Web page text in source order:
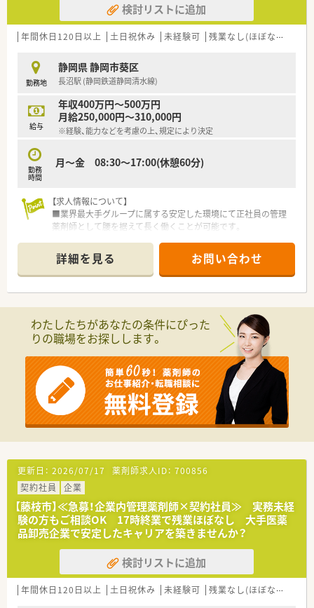
【想定される業務内容】
■医薬品の温度管理や期限管理などの品質管理業務を主軸に、支
店全体の薬事関連業務を幅広く担当していただきます。
基づいた適正な運営をサポートする重要な役割です。
■医療機関からの問い合わせに対応するDI業務や、社内従業員に
対する薬事研修の指導などもお任せする予定です。
【必要スキル・歓迎スキル】
■薬剤師免許の保有は必須となりますが、企業内での管理薬剤師
経験がない未経験の方でも安心して応募が可能です。
クがメインとなるため事務作業に抵抗がない方を望みます。
【会社特徴】
■国内屈指のシェアを誇る医薬品卸企業であり、全国の病院や薬
■医薬品だけでなく医療機器やシステム開発も手掛けており、多
角的な視点から日本の医療インフラを支える企業です。
■東証プライム市場上場グループの安定した経営基盤を持ち、社
検討リストに追加
年間休日120日以上 土日祝休み 未経験可 残業なし(ほぼなし含む)
勤務地
静岡県 静岡市葵区
長沼駅 (静岡鉄道静岡清水線)
給与
年収400万円～500万円
月給250,000円～310,000円
※経験、能力などを考慮の上、規定により決定
勤務
時間
月～金 08:30～17:00(休憩60分)
【求人情報について】
■業界最大手グループに属する安定した環境にて正社員の管理
薬剤師として腰を据えて長く働くことが可能です。
仕事とプライベートを無理なく両立できます。
■17時終業で残業もほとんど発生しない環境は子育て中の方や
私生活を大切にしたい方に最適な職場です。
■薬剤師免許の保有は必須となりますが企業での実務が未経験
の方でも丁寧な指導があるため安心です。
■業務の中で各種データの入力や書類作成を行うため基本的な
■薬局や病院での経験も活かせますが周囲と協力して業務を進
めるための高いコミュニケーション能力を求めます。
【こんな方にオススメ】
■安定した経営基盤を持つ大手企業において腰を据えて専門性
を高めながら長期的に就業したい方に向いています。
■調剤業務から離れて事務や管理の側面から医療に貢献したい
■週末の休みを確保して家族や友人と過ごす時間を増やしたい
方や規則正しい生活を送りたい方に推奨します。
【会社特徴】
■プライム市場に上場する大手ホールディングスのグループ会
社として国内トップクラスのシェアを誇ります。
■医薬品のみならず医療機器や検査試薬など35万点以上の幅広
いアイテムを取り扱い医療現場を支えます。
■物流機能だけでなく情報システムやサービスの提供を通じて
多角的に日本の医療インフラを支える企業です。
詳細を見る お問い合わせ
わたしたちがあなたの条件にぴった
りの職場をお探しします。
更新日： 2026/07/17 薬剤師求人ID： 700856
契約社員
企業
【藤枝市】≪急募！企業内管理薬剤師×契約社員≫ 実務未経
験の方もご相談OK 17時終業で残業ほぼなし 大手医薬
品卸売企業で安定したキャリアを築きませんか？
検討リストに追加
年間休日120日以上 土日祝休み 未経験可 残業なし(ほぼなし含む)